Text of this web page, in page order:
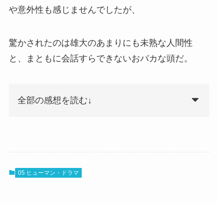
や意外性も感じませんでしたが、
驚かされたのは雄大のあまりにも未熟な人間性
と、まともに会話すらできないおバカな頭だ。
全部の感想を読む↓
05 ヒューマン・ドラマ